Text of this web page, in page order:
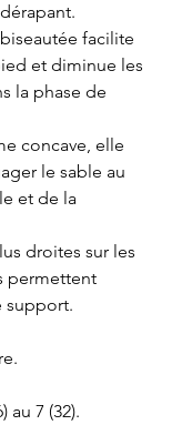
facilite
et diminue les
la phase de
concave, elle
le sable au
et de la
droites sur les
permettent
support.
au 7 (32).